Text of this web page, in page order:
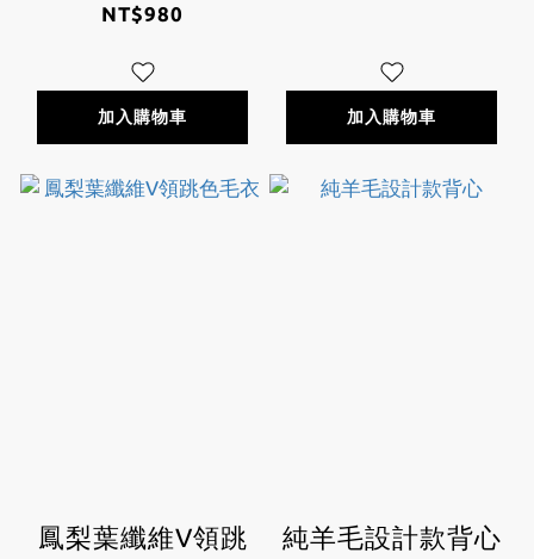
NT$980
加入購物車 加入購物車
鳳梨葉纖維V領跳
純羊毛設計款背心